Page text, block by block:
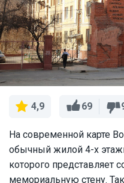
4,9 69
На современной карте
обычный жилой 4-х
которого представляет
мемориальную стену.